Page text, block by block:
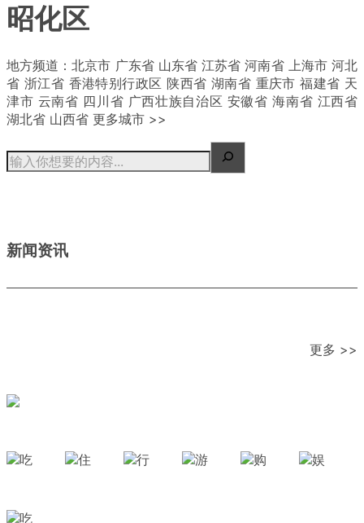
昭化区
地方频道：北京市 广东省 山东省 江苏省 河南省 上海市 河北
省 浙江省 香港特别行政区 陕西省 湖南省 重庆市 福建省 天
津市 云南省 四川省 广西壮族自治区 安徽省 海南省 江西省
湖北省 山西省 更多城市 >>
新闻资讯
更多 >>